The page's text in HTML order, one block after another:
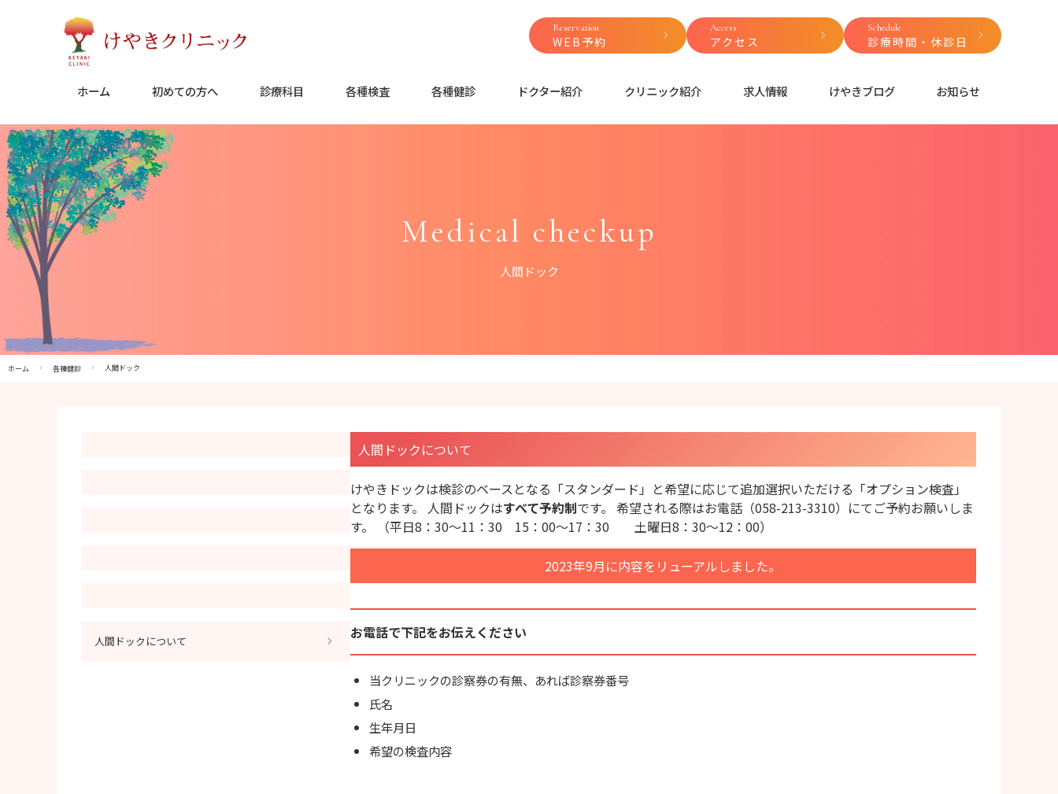
Reservation
WEB予約
Access
アクセス
Schedule
診療時間・休診日
ホーム 初めての方へ 診療科目 各種検査 各種健診 ドクター紹介 クリニック紹介 求人情報 けやきブログ お知らせ
Medical checkup
人間ドック
ホーム 各種健診 人間ドック
人間ドックについて
人間ドックについて
けやきドックは検診のベースとなる「スタンダード」と希望に応じて追加選択いただける「オプション検査」
となります。 人間ドックはすべて予約制です。 希望される際はお電話（058-213-3310）にてご予約お願いしま
す。 （平日8：30～11：30 15：00～17：30 土曜日8：30～12：00）
2023年9月に内容をリューアルしました。
お電話で下記をお伝えください
当クリニックの診察券の有無、あれば診察券番号
氏名
生年月日
希望の検査内容